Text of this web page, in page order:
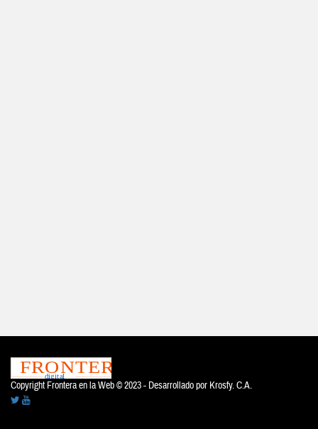
Copyright Frontera en la Web © 2023 - Desarrollado por Krosfy. C.A.